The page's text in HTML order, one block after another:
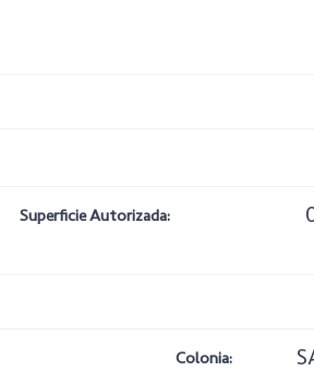
Superficie Autorizada:
Colonia: